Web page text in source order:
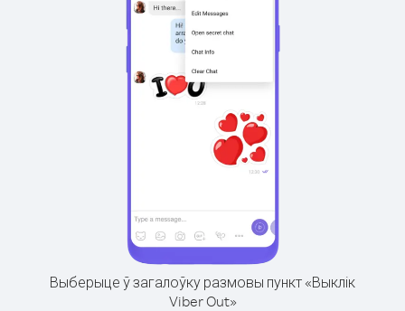
Выберыце ў загалоўку размовы пункт «Выклік
Viber Out»